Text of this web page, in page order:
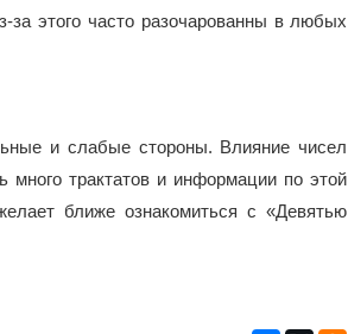
этого часто разочарованны в любых
и слабые стороны. Влияние чисел
много трактатов и информации по этой
ближе ознакомиться с «Девятью